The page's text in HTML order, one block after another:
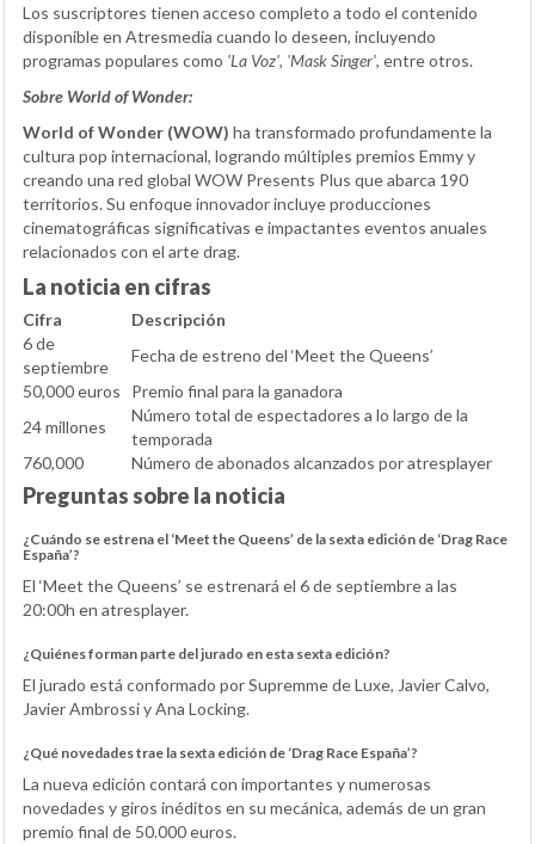
Los suscriptores tienen acceso completo a todo el contenido
disponible en Atresmedia cuando lo deseen, incluyendo
programas populares como 'La Voz', 'Mask Singer', entre otros.
Sobre World of Wonder:
World of Wonder (WOW) ha transformado profundamente la
cultura pop internacional, logrando múltiples premios Emmy y
creando una red global WOW Presents Plus que abarca 190
territorios. Su enfoque innovador incluye producciones
cinematográficas significativas e impactantes eventos anuales
relacionados con el arte drag.
La noticia en cifras
Cifra
Descripción
6 de
septiembre
Fecha de estreno del ‘Meet the Queens’
50,000 euros
Premio final para la ganadora
24 millones
Número total de espectadores a lo largo de la
temporada
760,000
Número de abonados alcanzados por atresplayer
Preguntas sobre la noticia
¿Cuándo se estrena el ‘Meet the Queens’ de la sexta edición de ‘Drag Race
España’?
El ‘Meet the Queens’ se estrenará el 6 de septiembre a las
20:00h en atresplayer.
¿Quiénes forman parte del jurado en esta sexta edición?
El jurado está conformado por Supremme de Luxe, Javier Calvo,
Javier Ambrossi y Ana Locking.
¿Qué novedades trae la sexta edición de ‘Drag Race España’?
La nueva edición contará con importantes y numerosas
novedades y giros inéditos en su mecánica, además de un gran
premio final de 50.000 euros.